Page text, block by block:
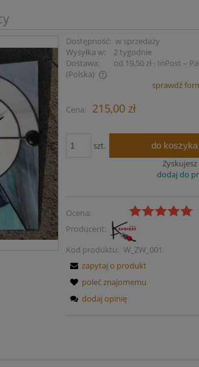
Dostępność: w sprzedaży
Wysyłka w:
2 tygodnie
Dostawa:
od 19,50 zł - InPost –
(Polska)
ewentualnych kosztów
sprawdź
Cena: 215,00 zł
szt. do koszyka
Zyskujesz
dodaj do
Ocena:
Producent:
Kod produktu: W_ZW_001
zapytaj o produkt
poleć znajomemu
dodaj opinię